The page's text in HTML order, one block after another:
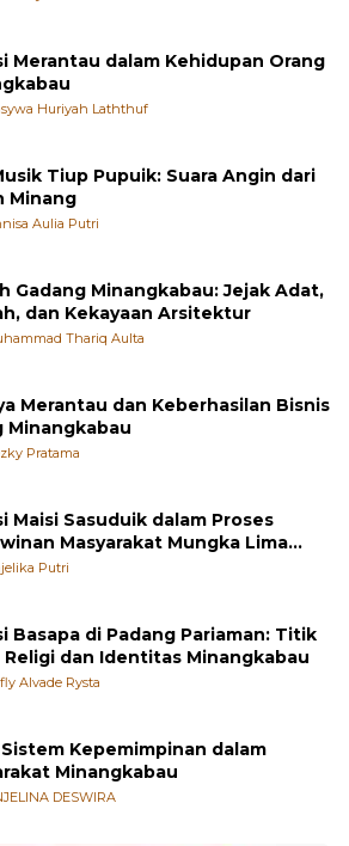
Merantau dalam Kehidupan Orang
Huriyah Laththuf
Tiup Pupuik: Suara Angin dari
Minang
Aulia Putri
Gadang Minangkabau: Jejak Adat,
dan Kekayaan Arsitektur
Thariq Aulta
Merantau dan Keberhasilan Bisnis
Minangkabau
Pratama
Maisi Sasuduik dalam Proses
Masyarakat Mungka Lima
KotaPutri
Basapa di Padang Pariaman: Titik
Religi dan Identitas Minangkabau
Alvade Rysta
Kepemimpinan dalam
Minangkabau
DESWIRA